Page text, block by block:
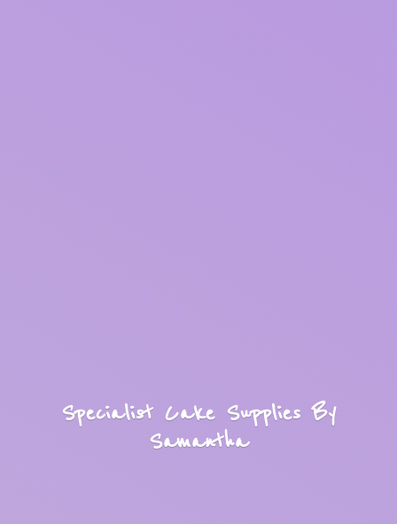
Specialist Cake SuppliesBy
Samantha